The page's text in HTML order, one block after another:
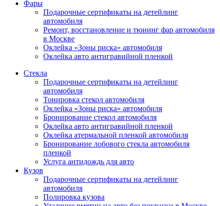
Фары
Подарочные сертификаты на детейлинг
автомобиля
Ремонт, восстановление и тюнинг фар автомобиля
в Москве
Оклейка «Зоны риска» автомобиля
Оклейка авто антигравийной пленкой
Стекла
Подарочные сертификаты на детейлинг
автомобиля
Тонировка стекол автомобиля
Оклейка «Зоны риска» автомобиля
Бронирование стекол автомобиля
Оклейка авто антигравийной пленкой
Оклейка атермальной пленкой автомобиля
Бронирование лобового стекла автомобиля
пленкой
Услуга антидождь для авто
Кузов
Подарочные сертификаты на детейлинг
автомобиля
Полировка кузова